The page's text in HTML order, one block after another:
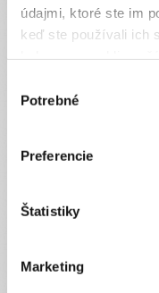
údajmi, ktoré ste im
keď ste používali ich
súhlasu
Potrebné
Preferencie
Štatistiky
Marketing
Zadajte
Meno